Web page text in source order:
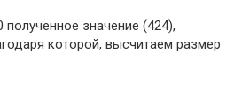
значение (424),
которой, высчитаем размер